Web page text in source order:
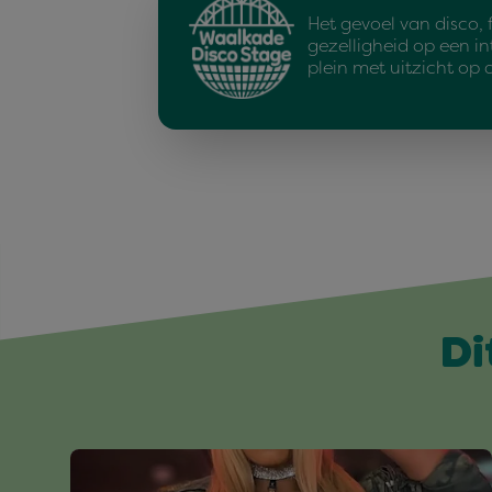
Het gevoel van disco,
gezelligheid op een
plein met uitzicht op